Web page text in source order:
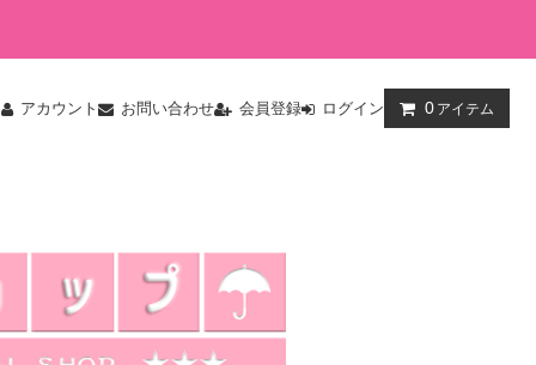
アカウント お問い合わせ 会員登録 ログイン 0 アイテム